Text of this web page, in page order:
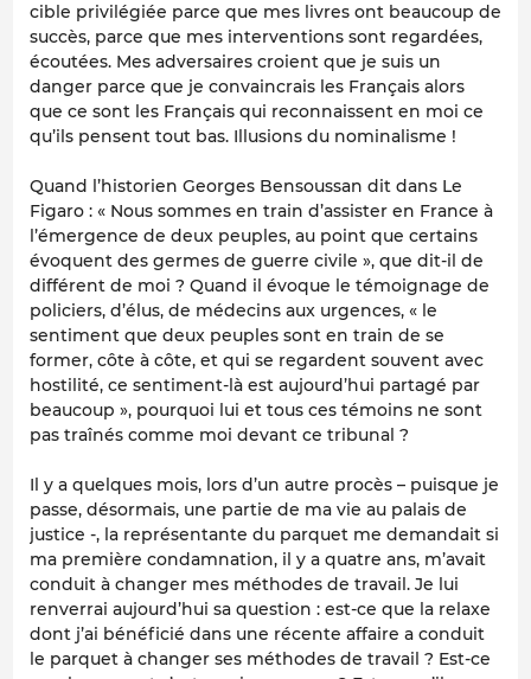
cible privilégiée parce que mes livres ont beaucoup de
succès, parce que mes interventions sont regardées,
écoutées. Mes adversaires croient que je suis un
danger parce que je convaincrais les Français alors
que ce sont les Français qui reconnaissent en moi ce
qu’ils pensent tout bas. Illusions du nominalisme !
Quand l’historien Georges Bensoussan dit dans Le
Figaro : « Nous sommes en train d’assister en France à
l’émergence de deux peuples, au point que certains
évoquent des germes de guerre civile », que dit-il de
différent de moi ? Quand il évoque le témoignage de
policiers, d’élus, de médecins aux urgences, « le
sentiment que deux peuples sont en train de se
former, côte à côte, et qui se regardent souvent avec
hostilité, ce sentiment-là est aujourd’hui partagé par
beaucoup », pourquoi lui et tous ces témoins ne sont
pas traînés comme moi devant ce tribunal ?
Il y a quelques mois, lors d’un autre procès – puisque je
passe, désormais, une partie de ma vie au palais de
justice -, la représentante du parquet me demandait si
ma première condamnation, il y a quatre ans, m’avait
conduit à changer mes méthodes de travail. Je lui
renverrai aujourd’hui sa question : est-ce que la relaxe
dont j’ai bénéficié dans une récente affaire a conduit
le parquet à changer ses méthodes de travail ? Est-ce